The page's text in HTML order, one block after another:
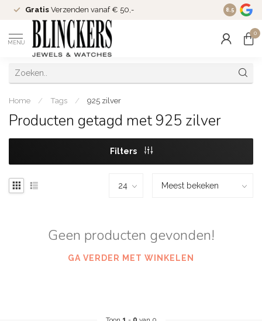
Gratis Verzenden vanaf € 50,- Since
8.5
MENU
0
Home / Tags / 925 zilver
Producten getagd met 925 zilver
Filters
Geen producten gevonden!
GA VERDER MET WINKELEN